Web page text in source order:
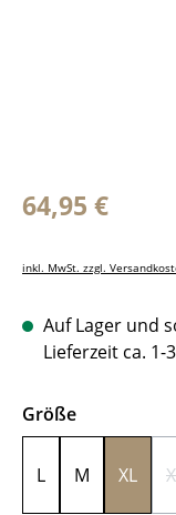
Regulärer Preis:
64,95 €
inkl. MwSt. zzgl.
Auf Lager und
Lieferzeit ca. 1-
Größeauswählen
L M XL